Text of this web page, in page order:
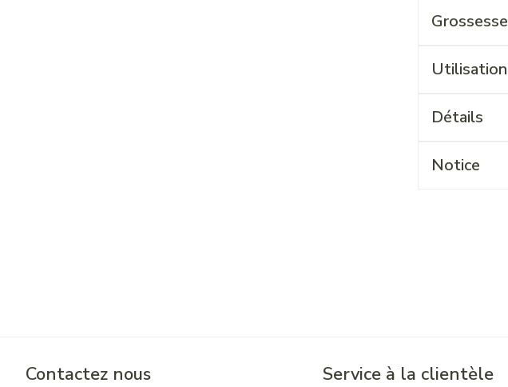
Grossesse
Utilisation
Détails
Notice
Contactez nous Service à la clientèle